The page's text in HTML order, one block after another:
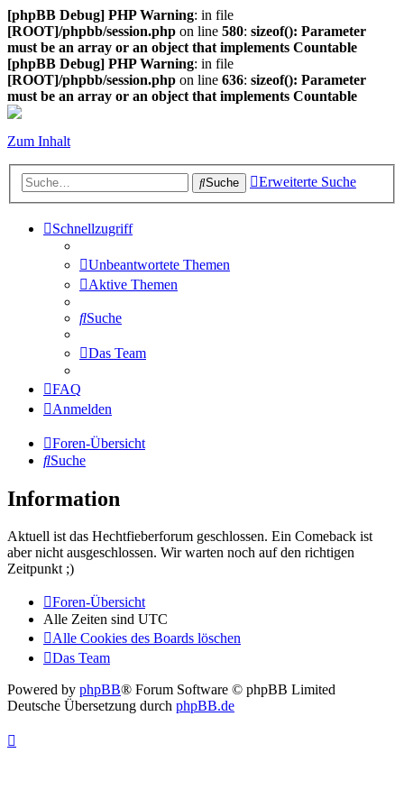
[phpBB Debug] PHP Warning: in file
[ROOT]/phpbb/session.php on line 580: sizeof(): Parameter
must be an array or an object that implements Countable
[phpBB Debug] PHP Warning: in file
[ROOT]/phpbb/session.php on line 636: sizeof(): Parameter
must be an array or an object that implements Countable
Zum Inhalt
Suche Erweiterte Suche
Schnellzugriff
Unbeantwortete Themen
Aktive Themen
Suche
Das Team
FAQ
Anmelden
Foren-Übersicht
Suche
Information
Aktuell ist das Hechtfieberforum geschlossen. Ein Comeback ist
aber nicht ausgeschlossen. Wir warten noch auf den richtigen
Zeitpunkt ;)
Foren-Übersicht
Alle Zeiten sind UTC
Alle Cookies des Boards löschen
Das Team
Powered by phpBB® Forum Software © phpBB Limited
Deutsche Übersetzung durch phpBB.de